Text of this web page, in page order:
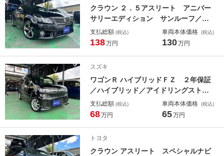
クラウン ２．５アスリート アニバー
サリーエディション サンルーフ／車
高調／ルーフスポイラー／２２０クラ
ウン１８ホイール／黒革エアーシート
マートキー
支払総額 (税込)
138万円
車両本体価格 (税込)
130万円
スズキ
ワゴンＲ ハイブリッドＦＺ ２年保証
／ハイブリッド／アイドリングストッ
プ／ナビ／Ｂｌｕｅｔｏｏｔｈ／バッ
クカメラ／プッシュスタート／スマー
チアルミ
支払総額 (税込)
68万円
車両本体価格 (税込)
65万円
トヨタ
クラウン アスリート スペシャルナビ